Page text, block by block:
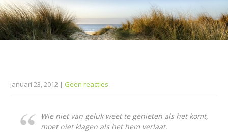
januari 23, 2012 | Geen reacties
Wie niet van geluk weet te genieten als het komt,
moet niet klagen als het hem verlaat.